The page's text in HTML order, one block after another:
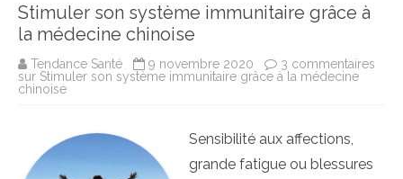
Stimuler son système immunitaire grâce à
la médecine chinoise
Tendance Santé 9 novembre 2020
3 commentaires
sur Stimuler son système immunitaire grâce à la médecine
chinoise
Sensibilité aux affections,
grande fatigue ou blessures